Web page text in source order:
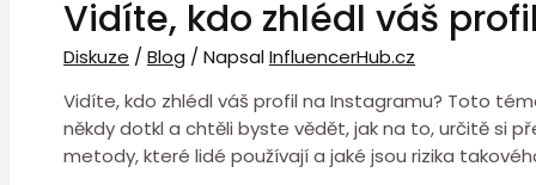
Vidíte, kdo zhlédl váš
Diskuze / Blog / NapsalInfluencerHub.cz
Vidíte, kdo zhlédl váš profil na Instagramu? Toto
někdy dotkl a chtěli byste vědět, jak na to, určitě si
metody, které lidé používají a jaké jsou rizika